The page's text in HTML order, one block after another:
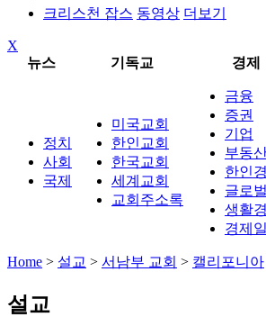
크리스천 잡스 동영상 더보기
X
뉴스
기독교 경제
정치
사회
국제
미국교회
한인교회
한국교회
세계교회
교회주소록
금융
증권
기업
부동
한인
글로
생활
경제
Home > 설교 > 서남부 교회 > 캘리포니아
설교